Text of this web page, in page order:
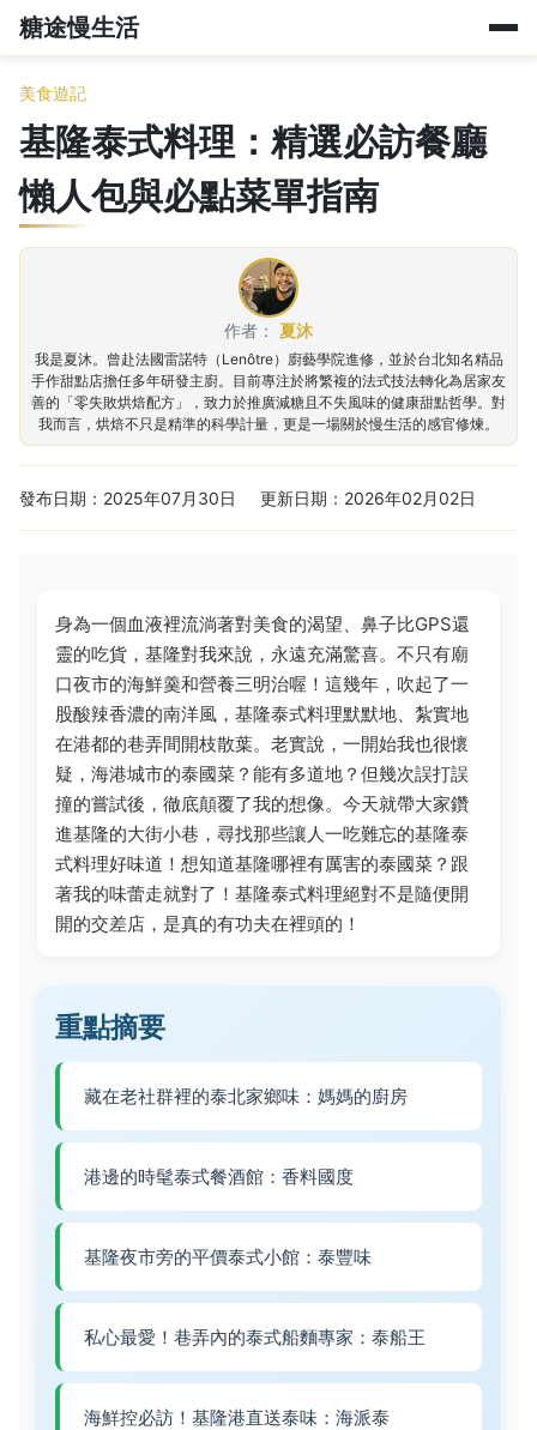
糖途慢生活
美食遊記
基隆泰式料理：精選必訪餐廳
懶人包與必點菜單指南
作者： 夏沐
我是夏沐。曾赴法國雷諾特（Lenôtre）廚藝學院進修，並於台北知名精品
手作甜點店擔任多年研發主廚。目前專注於將繁複的法式技法轉化為居家友
善的「零失敗烘焙配方」，致力於推廣減糖且不失風味的健康甜點哲學。對
我而言，烘焙不只是精準的科學計量，更是一場關於慢生活的感官修煉。
發布日期：2025年07月30日 更新日期：2026年02月02日
身為一個血液裡流淌著對美食的渴望、鼻子比GPS還
靈的吃貨，基隆對我來說，永遠充滿驚喜。不只有廟
口夜市的海鮮羹和營養三明治喔！這幾年，吹起了一
股酸辣香濃的南洋風，基隆泰式料理默默地、紮實地
在港都的巷弄間開枝散葉。老實說，一開始我也很懷
疑，海港城市的泰國菜？能有多道地？但幾次誤打誤
撞的嘗試後，徹底顛覆了我的想像。今天就帶大家鑽
進基隆的大街小巷，尋找那些讓人一吃難忘的基隆泰
式料理好味道！想知道基隆哪裡有厲害的泰國菜？跟
著我的味蕾走就對了！基隆泰式料理絕對不是隨便開
開的交差店，是真的有功夫在裡頭的！
重點摘要
藏在老社群裡的泰北家鄉味：媽媽的廚房
港邊的時髦泰式餐酒館：香料國度
基隆夜市旁的平價泰式小館：泰豐味
私心最愛！巷弄內的泰式船麵專家：泰船王
海鮮控必訪！基隆港直送泰味：海派泰